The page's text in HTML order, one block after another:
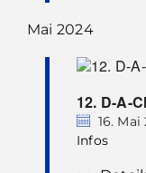
Mai 2024
12. D-A-
16.
Infos